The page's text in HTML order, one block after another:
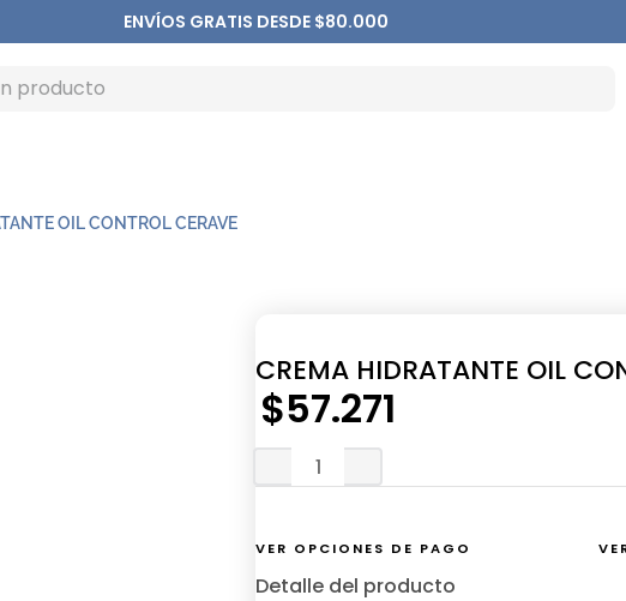
ENVÍOS GRATIS DESDE $80.000
OIL CONTROL CERAVE
CREMA HIDRATANTE OIL
$57.271
VER OPCIONES DE PAGO
Detalle del producto